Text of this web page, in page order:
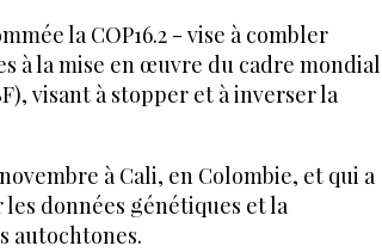
la COP16.2 - vise à combler
à la mise en œuvre du cadre mondial
visant à stopper et à inverser la
à Cali, en Colombie, et qui a
données génétiques et la
autochtones.